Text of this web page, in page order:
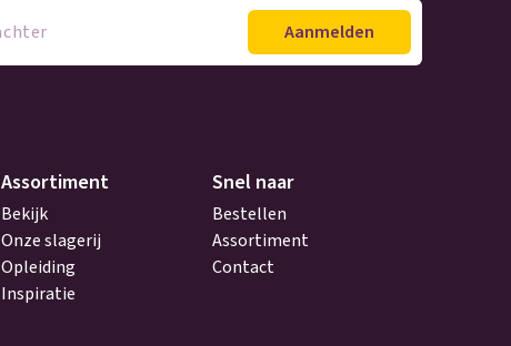
Assortiment
Bekijk
Onze slagerij
Opleiding
Inspiratie
Snel naar
Bestellen
Assortiment
Contact